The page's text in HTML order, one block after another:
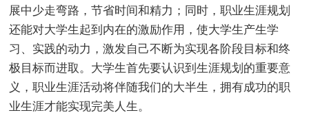
展中少走弯路，节省时间和精力；同时，职业生涯规划
还能对大学生起到内在的激励作用，使大学生产生学
习、实践的动力，激发自己不断为实现各阶段目标和终
极目标而进取。大学生首先要认识到生涯规划的重要意
义，职业生涯活动将伴随我们的大半生，拥有成功的职
业生涯才能实现完美人生。